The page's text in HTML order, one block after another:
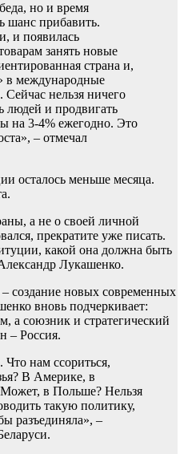
но и время
шанс прибавить.
и появилась
занять новые
страна и,
в международные
Сейчас нельзя ничего
и продвигать
на 3-4% ежегодно. Это
– отмечал
осталось меньше месяца.
а не о своей личной
прекратите уже писать.
какой она должна быть
Лукашенко.
создание новых современных
вновь подчеркивает:
а союзник и стратегический
– Россия.
нам ссориться,
В Америке, в
в Польше? Нельзя
такую политику,
разъединяла», –